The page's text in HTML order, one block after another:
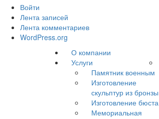
Войти
Лента записей
Лента комментариев
WordPress.org
О компании
Услуги
Памятник военным
Изготовление
скульптур из бронзы
Изготовление бюста
Мемориальная